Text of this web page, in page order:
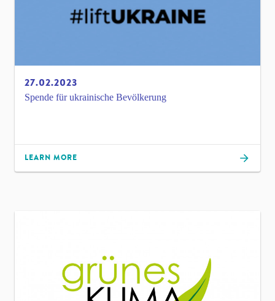
27.02.2023
Spende für ukrainische Bevölkerung
LEARN MORE